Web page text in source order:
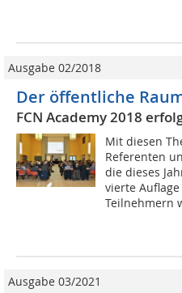
Ausgabe 02/2018
Der öffentliche
FCN Academy 2018
Mit diesen
Referenten
die dieses
vierte
Teilnehmern
Ausgabe 03/2021